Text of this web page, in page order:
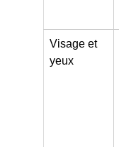
Visage et
yeux